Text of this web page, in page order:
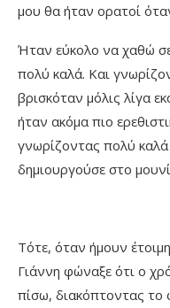
μου θα ήταν ορατοί
Ήταν εύκολο να χαθώ
πολύ καλά. Και
βρισκόταν μόλις λίγα
ήταν ακόμα πιο
γνωρίζοντας πολύ
δημιουργούσε στο
Τότε, όταν ήμουν
Γιάννη φώναξε ότι ο
πίσω, διακόπτοντας το